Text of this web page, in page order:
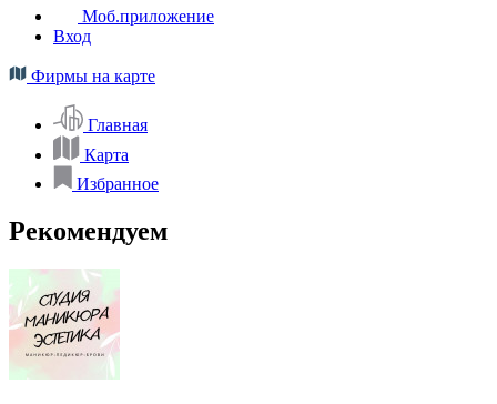
Моб.приложение
Вход
Фирмы на карте
Главная
Карта
Избранное
Рекомендуем